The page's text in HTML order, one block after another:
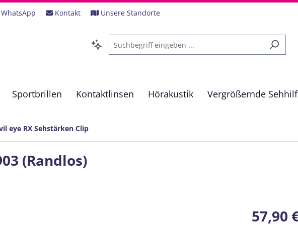
WhatsApp Kontakt Unsere Standorte
Sportbrillen Kontaktlinsen Hörakustik Vergrößernde
eye RX Sehstärken Clip
(Randlos)
Regulärer
57,90